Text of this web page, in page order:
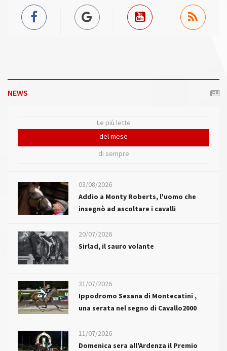
NEWS
Le più lette
del mese
di sempre
03/08/2026
Addio a Monty Roberts, l'uomo che
insegnò ad ascoltare i cavalli
20/07/2026
Sirlad, il sauro volante
31/07/2026
Ippodromo Sesana di Montecatini ,
una serata nel segno di Cavallo2000
11/07/2026
Domenica sera all'Ardenza il Premio